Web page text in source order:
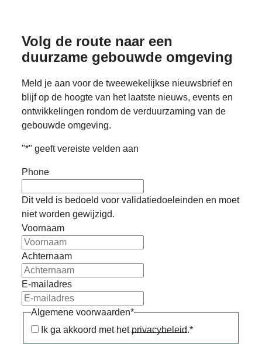
Volg de route naar een
duurzame gebouwde omgeving
Meld je aan voor de tweewekelijkse nieuwsbrief en
blijf op de hoogte van het laatste nieuws, events en
ontwikkelingen rondom de verduurzaming van de
gebouwde omgeving.
"*" geeft vereiste velden aan
Phone
Dit veld is bedoeld voor validatiedoeleinden en moet
niet worden gewijzigd.
Voornaam
Achternaam
E-mailadres
Algemene voorwaarden*
Ik ga akkoord met het privacybeleid.*